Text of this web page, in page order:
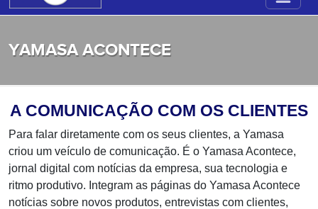
YAMASA ACONTECE
A COMUNICAÇÃO COM OS CLIENTES
Para falar diretamente com os seus clientes, a Yamasa
criou um veículo de comunicação. É o Yamasa Acontece,
jornal digital com notícias da empresa, sua tecnologia e
ritmo produtivo. Integram as páginas do Yamasa Acontece
notícias sobre novos produtos, entrevistas com clientes,